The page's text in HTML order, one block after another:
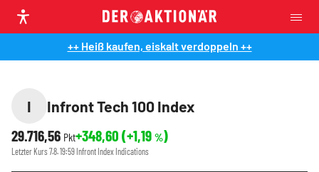
++ Heiß kaufen, eiskalt verdoppeln ++
I
Infront Tech 100 Index
29.716,56 Pkt+348,60 (+1,19 %)
Letzter Kurs7.8. 19:59 Infront Index Indications